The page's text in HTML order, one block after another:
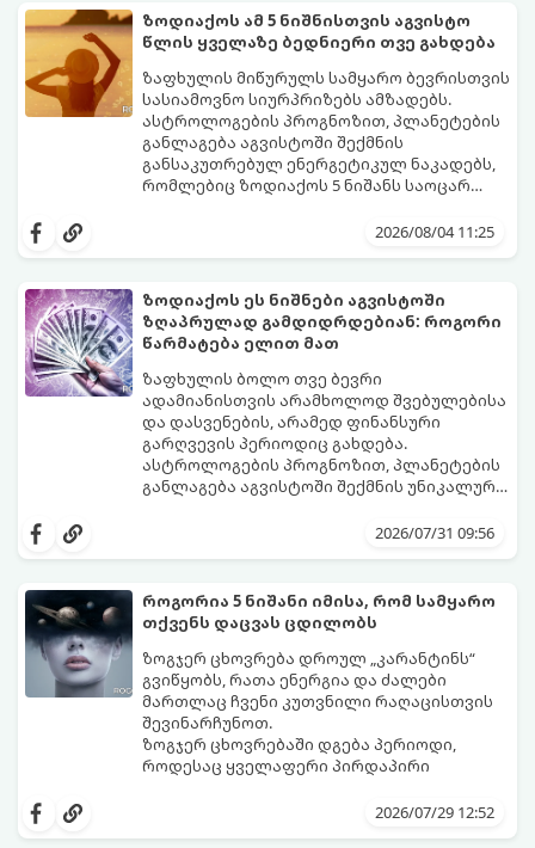
სურვილების გადადებასა და ხარჯების
მკაცრ კონტროლს. თუმცა, ახლა სიტუაცია
თანდათან შეიცვლება.
პრობლემები, რომლებიც უსასრულო
გეგონათ, უკან დაიხევს, ამასთან ერთად კი
გაჩნდება მეტი ნდობა მომავლის მიმართ.
რთული პერიოდის შემდეგ ეს ნიშნები
შეძლებენ ამოისუნთქონ და დაინახონ
ახალი შესაძლებლობები.
ზოდიაქოს ამ 5 ნიშნისთვის აგვისტო
წლის ყველაზე ბედნიერი თვე გახდება
ზაფხულის მიწურულს სამყარო ბევრისთვის
სასიამოვნო სიურპრიზებს ამზადებს.
ასტროლოგების პროგნოზით, პლანეტების
განლაგება აგვისტოში შექმნის
განსაკუთრებულ ენერგეტიკულ ნაკადებს,
რომლებიც ზოდიაქოს 5 ნიშანს საოცარ
ყველაზე ბედნიერი თვე აღმოჩნდება.
2026/08/04 11:25
ზოდიაქოს ეს ნიშნები აგვისტოში
ზღაპრულად გამდიდრდებიან: როგორი
წარმატება ელით მათ
ზაფხულის ბოლო თვე ბევრი
ადამიანისთვის არამხოლოდ შვებულებისა
და დასვენების, არამედ ფინანსური
გარღვევის პერიოდიც გახდება.
ასტროლოგების პროგნოზით, პლანეტების
განლაგება აგვისტოში შექმნის უნიკალურ
ზოდიაქოს 4 ნიშანს ფინანსური წარმატების
შორის, ვისაც აგვისტოში ფინანსური
2026/07/31 09:56
როგორია 5 ნიშანი იმისა, რომ სამყარო
თქვენს დაცვას ცდილობს
ზოგჯერ ცხოვრება დროულ „კარანტინს“
გვიწყობს, რათა ენერგია და ძალები
მართლაც ჩვენი კუთვნილი რაღაცისთვის
შევინარჩუნოთ.
ზოგჯერ ცხოვრებაში დგება პერიოდი,
როდესაც ყველაფერი პირდაპირი
იშლება მნიშვნელოვანი გარიგებები,
2026/07/29 12:52